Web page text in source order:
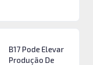
B17 Pode Elevar
Produção De